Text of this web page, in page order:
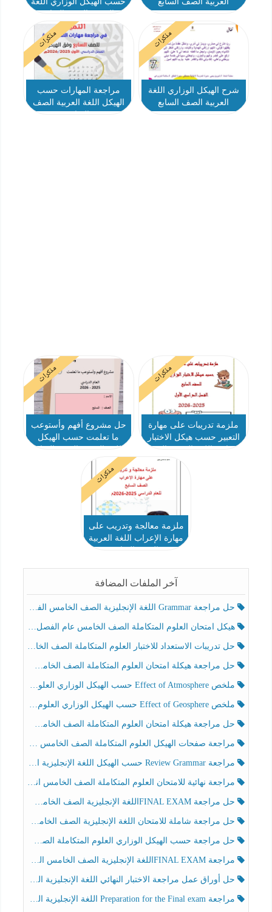
مذكرات
شرح الهيكل الوزاري اللغة
العربية الصف السابع
مذكرات
مراجعة المهارات حسب
الهيكل اللغة العربية الصف
مذكرات
ملزمة تدريبات على مهارة
التعبير حسب هيكل الاختبار
مذكرات
حل مشروع أفهم وأستوعب
ما تعلمت حسب الهيكل
مذكرات
ملزمة معالجة وتدريب على
مهارة الإعراب اللغة العربية
آخر الملفات المضافة
حل مراجعة Grammar اللغة الإنجليزية الصف الخامس الفصل الثالث
هيكل امتحان العلوم المتكاملة الصف الخامس عام الفصل الدراسي الثالث 2025-2026
حل تدريبات الاستعداد للاختبار العلوم المتكاملة الصف الخامس عام الفصل الثالث
حل مراجعة هيكلة امتحان العلوم المتكاملة الصف الخامس انسبير الفصل الثالث
ملخص Effect of Atmosphere حسب الهيكل الوزاري العلوم المتكاملة الصف الخامس انسبير الفصل الثالث
ملخص Effect of Geosphere حسب الهيكل الوزاري العلوم المتكاملة الصف الخامس انسبير الفصل الثالث
حل مراجعة هيكلة امتحان العلوم المتكاملة الصف الخامس عام الفصل الثالث
مراجعة صفحات الهيكل العلوم المتكاملة الصف الخامس انسبير الفصل الثالث
مراجعة Review Grammar حسب الهيكل اللغة الإنجليزية الصف الخامس الفصل الثالث
مراجعة نهائية للامتحان العلوم المتكاملة الصف الخامس انسبير الفصل الثالث
حل مراجعة FINAL EXAMاللغة الإنجليزية الصف الخامس الفصل الثالث
حل مراجعة شاملة للامتحان اللغة الإنجليزية الصف الخامس الفصل الثالث
حل مراجعة حسب الهيكل الوزاري العلوم المتكاملة الصف الخامس عام الفصل الثالث
مراجعة FINAL EXAMاللغة الإنجليزية الصف الخامس الفصل الثالث
حل أوراق عمل مراجعة الاختبار النهائي اللغة الإنجليزية الصف الرابع الفصل الثالث
مراجعة Preparation for the Final exam اللغة الإنجليزية الصف الرابع الفصل الثالث